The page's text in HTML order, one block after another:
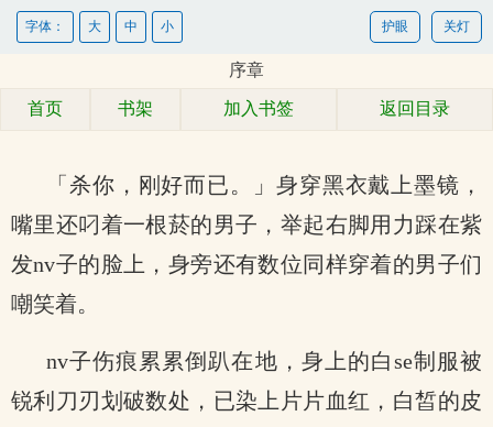
关灯
护眼
字体： 大 中 小
序章
首页 书架 加入书签 返回目录
「杀你，刚好而已。」身穿黑衣戴上墨镜，
嘴里还叼着一根菸的男子，举起右脚用力踩在紫
发nv子的脸上，身旁还有数位同样穿着的男子们
嘲笑着。
nv子伤痕累累倒趴在地，身上的白se制服被
锐利刀刃划破数处，已染上片片血红，白皙的皮